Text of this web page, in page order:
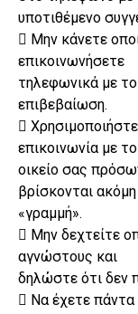
υποτιθέμενο
 Μην κάνετε
επικοινωνήσετε
τηλεφωνικά με
επιβεβαίωση.

επικοινωνία με το
οικείο σας
βρίσκονται
«γραμμή».
 Μην δεχτείτε
αγνώστους και
δηλώστε ότι δεν
 Να έχετε πάντα